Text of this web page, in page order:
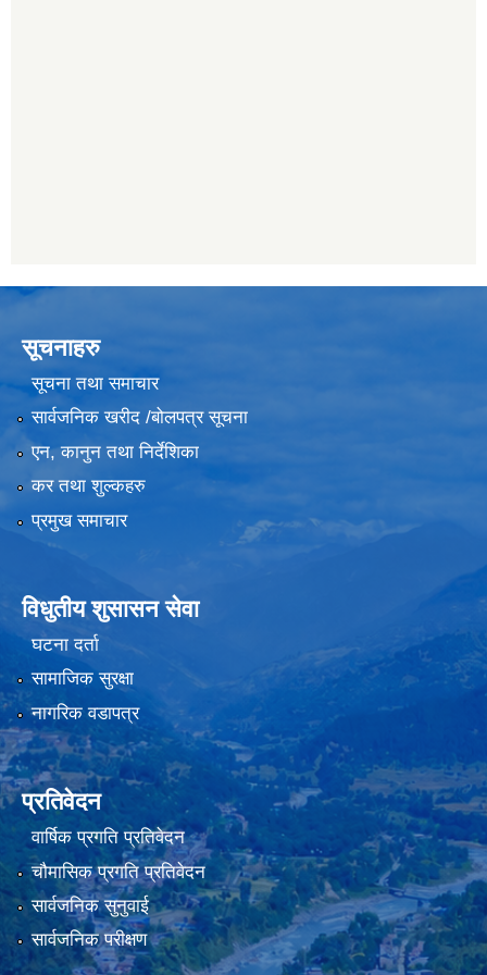
सूचनाहरु
सूचना तथा समाचार
सार्वजनिक खरीद /बोलपत्र सूचना
एन, कानुन तथा निर्देशिका
कर तथा शुल्कहरु
प्रमुख समाचार
विधुतीय शुसासन सेवा
घटना दर्ता
सामाजिक सुरक्षा
नागरिक वडापत्र
प्रतिवेदन
वार्षिक प्रगति प्रतिवेदन
चौमासिक प्रगति प्रतिवेदन
सार्वजनिक सुनुवाई
सार्वजनिक परीक्षण